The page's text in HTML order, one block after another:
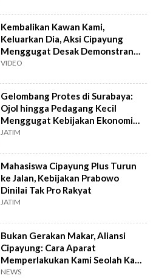
Kembalikan Kawan Kami,
Keluarkan Dia, Aksi Cipayung
Menggugat Desak Demonstran
Dibebaskan
VIDEO
Gelombang Protes di Surabaya:
Ojol hingga Pedagang Kecil
Menggugat Kebijakan Ekonomi
Prabowo-Gibran
JATIM
Mahasiswa Cipayung Plus Turun
ke Jalan, Kebijakan Prabowo
Dinilai Tak Pro Rakyat
JATIM
Bukan Gerakan Makar, Aliansi
Cipayung: Cara Aparat
Memperlakukan Kami Seolah Kami
Melakukan Kudeta
NEWS